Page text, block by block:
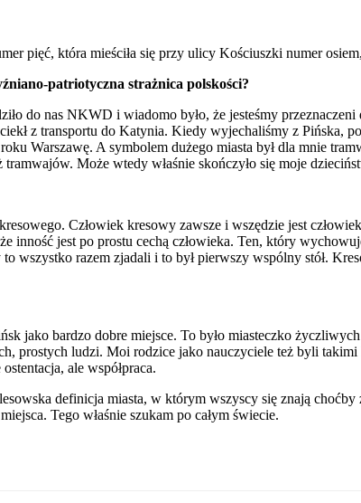
pięć, która mieściła się przy ulicy Kościuszki numer
patriotyczna strażnica polskości?
do nas NKWD i wiadomo było, że jesteśmy
z transportu do Katynia. Kiedy wyjechaliśmy z Pińska,
Warszawę. A symbolem dużego miasta był dla mnie
Może wtedy właśnie skończyło się moje
Człowiek kresowy zawsze i wszędzie jest
inność jest po prostu cechą człowieka. Ten, który
wszystko razem zjadali i to był pierwszy wspólny stół.
jako bardzo dobre miejsce. To było miasteczko
prostych ludzi. Moi rodzice jako nauczyciele też byli
ale współpraca.
definicja miasta, w którym wszyscy się znają
Tego właśnie szukam po całym świecie.